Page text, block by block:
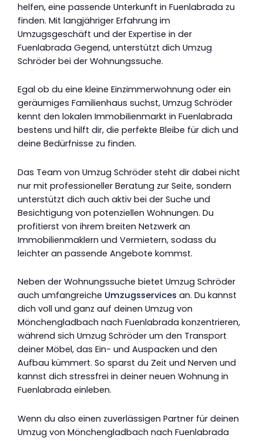
helfen, eine passende Unterkunft in Fuenlabrada zu
finden. Mit langjähriger Erfahrung im
Umzugsgeschäft und der Expertise in der
Fuenlabrada Gegend, unterstützt dich Umzug
Schröder bei der Wohnungssuche.
Egal ob du eine kleine Einzimmerwohnung oder ein
geräumiges Familienhaus suchst, Umzug Schröder
kennt den lokalen Immobilienmarkt in Fuenlabrada
bestens und hilft dir, die perfekte Bleibe für dich und
deine Bedürfnisse zu finden.
Das Team von Umzug Schröder steht dir dabei nicht
nur mit professioneller Beratung zur Seite, sondern
unterstützt dich auch aktiv bei der Suche und
Besichtigung von potenziellen Wohnungen. Du
profitierst von ihrem breiten Netzwerk an
Immobilienmaklern und Vermietern, sodass du
leichter an passende Angebote kommst.
Neben der Wohnungssuche bietet Umzug Schröder
auch umfangreiche Umzugsservices an. Du kannst
dich voll und ganz auf deinen Umzug von
Mönchengladbach nach Fuenlabrada konzentrieren,
während sich Umzug Schröder um den Transport
deiner Möbel, das Ein- und Auspacken und den
Aufbau kümmert. So sparst du Zeit und Nerven und
kannst dich stressfrei in deiner neuen Wohnung in
Fuenlabrada einleben.
Wenn du also einen zuverlässigen Partner für deinen
Umzug von Mönchengladbach nach Fuenlabrada